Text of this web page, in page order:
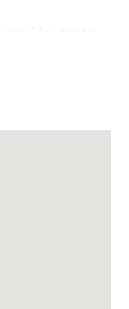
tanto
un
futuro, y
una vivienda